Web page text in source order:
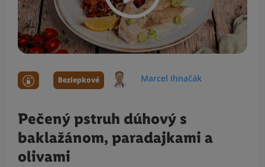
Bezlepkové Marcel Ihnačák
Pečený pstruh dúhový s
baklažánom, paradajkami a
olivami